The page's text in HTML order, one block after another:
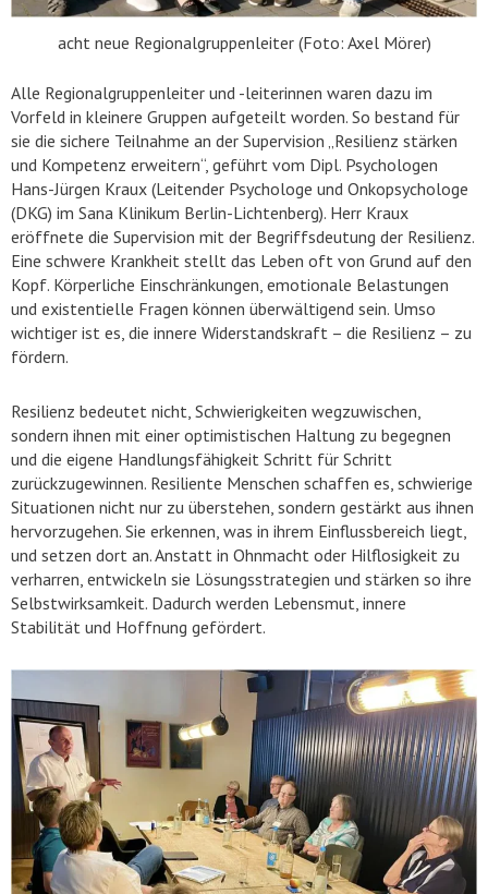
acht neue Regionalgruppenleiter (Foto: Axel Mörer)
Alle Regionalgruppenleiter und -leiterinnen waren dazu im
Vorfeld in kleinere Gruppen aufgeteilt worden. So bestand für
sie die sichere Teilnahme an der Supervision „Resilienz stärken
und Kompetenz erweitern“, geführt vom Dipl. Psychologen
Hans-Jürgen Kraux (Leitender Psychologe und Onkopsychologe
(DKG) im Sana Klinikum Berlin-Lichtenberg). Herr Kraux
eröffnete die Supervision mit der Begriffsdeutung der Resilienz.
Eine schwere Krankheit stellt das Leben oft von Grund auf den
Kopf. Körperliche Einschränkungen, emotionale Belastungen
und existentielle Fragen können überwältigend sein. Umso
wichtiger ist es, die innere Widerstandskraft – die Resilienz – zu
fördern.
Resilienz bedeutet nicht, Schwierigkeiten wegzuwischen,
sondern ihnen mit einer optimistischen Haltung zu begegnen
und die eigene Handlungsfähigkeit Schritt für Schritt
zurückzugewinnen. Resiliente Menschen schaffen es, schwierige
Situationen nicht nur zu überstehen, sondern gestärkt aus ihnen
hervorzugehen. Sie erkennen, was in ihrem Einflussbereich liegt,
und setzen dort an. Anstatt in Ohnmacht oder Hilflosigkeit zu
verharren, entwickeln sie Lösungsstrategien und stärken so ihre
Selbstwirksamkeit. Dadurch werden Lebensmut, innere
Stabilität und Hoffnung gefördert.